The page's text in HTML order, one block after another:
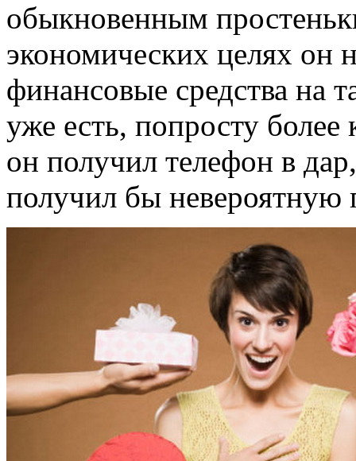
обыкновенным
экономических целях он
финансовые средства на
уже есть, попросту
он получил телефон в
получил бы невероятную